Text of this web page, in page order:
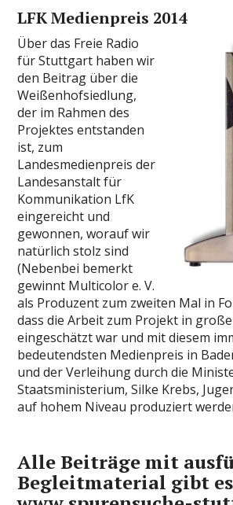
LFK Medienpreis 2014
Über das Freie Radio
für Stuttgart haben wir
den Beitrag über die
Weißenhofsiedlung,
der im Rahmen des
Projektes entstanden
ist, zum
Landesmedienpreis der
Landesanstalt für
Kommunikation LfK
eingereicht und
gewonnen, worauf wir
natürlich stolz sind
(Nebenbei bemerkt
gewinnt Multicolor e. V.
als Produzent zum zweiten Mal in
dass die Arbeit zum Projekt in
eingeschätzt war und mit diesem
bedeutendsten Medienpreis in
und der Verleihung durch die
Staatsministerium, Silke Krebs,
auf hohem Niveau produziert
Alle Beiträge mit
Begleitmaterial gibt